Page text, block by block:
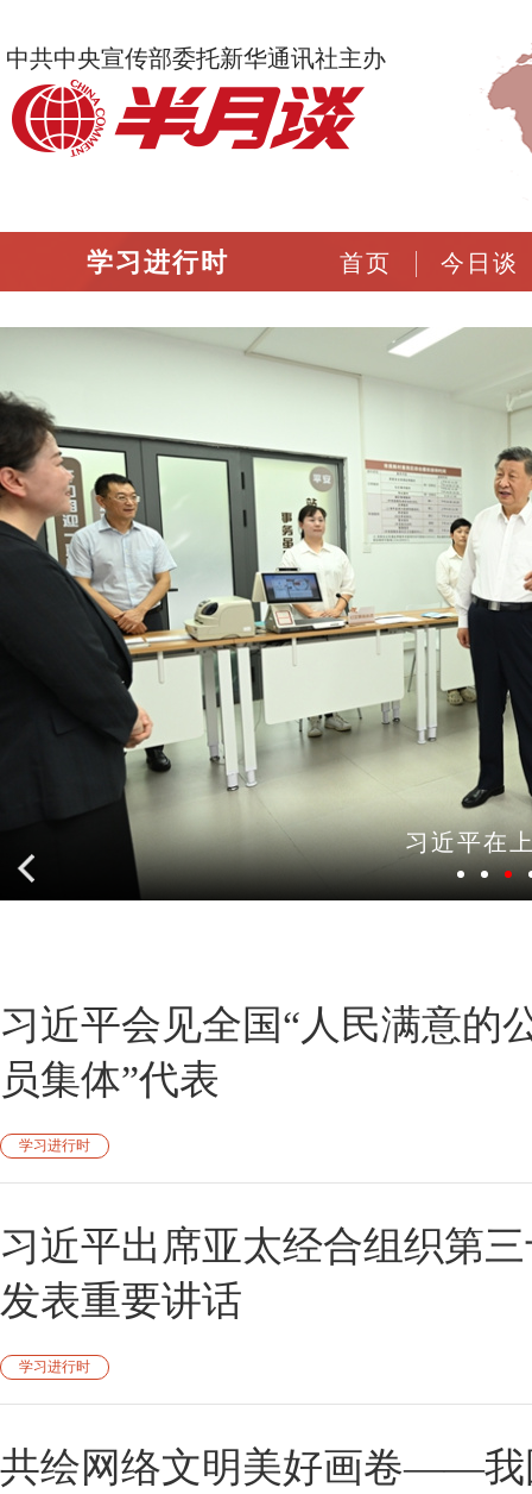
中共中央宣传部委托新华通讯社主办
学习进行时 首页 今日谈
国家科学技术奖励大会两院院士大会
1 2 3
习近平会见全国“人民满意的
员集体”代表
学习进行时
习近平出席亚太经合组织第
发表重要讲话
学习进行时
共绘网络文明美好画卷——我